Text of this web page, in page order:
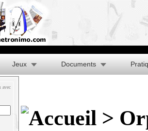
Jeux Documents
avec
>